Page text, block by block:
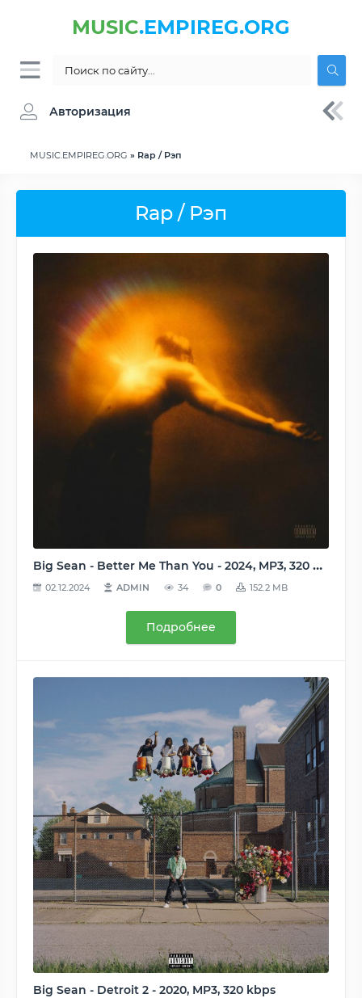
MUSIC.EMPIREG.ORG
Авторизация
MUSIC.EMPIREG.ORG » Rap / Рэп
Rap / Рэп
Big Sean - Better Me Than You - 2024, MP3, 320 kbps
02.12.2024 ADMIN 34 0 152.2 MB
Подробнее
Big Sean - Detroit 2 - 2020, MP3, 320 kbps